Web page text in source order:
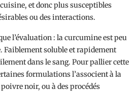
et donc plus susceptibles
ou des interactions.
l’évaluation : la curcumine est peu
Faiblement soluble et rapidement
dans le sang. Pour pallier cette
formulations l’associent à la
noir, ou à des procédés